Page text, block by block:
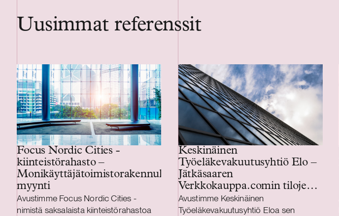
Uusimmat referenssit
Focus Nordic Cities -
kiinteistörahasto –
Monikäyttäjätoimistorakennuksen
myynti
Avustimme Focus Nordic Cities -
nimistä saksalaista kiinteistörahastoa
Keskinäinen
Työeläkevakuutusyhtiö Elo –
Jätkäsaaren
Verkkokauppa.comin tilojen
myynti
Avustimme Keskinäinen
Työeläkevakuutusyhtiö Eloa sen